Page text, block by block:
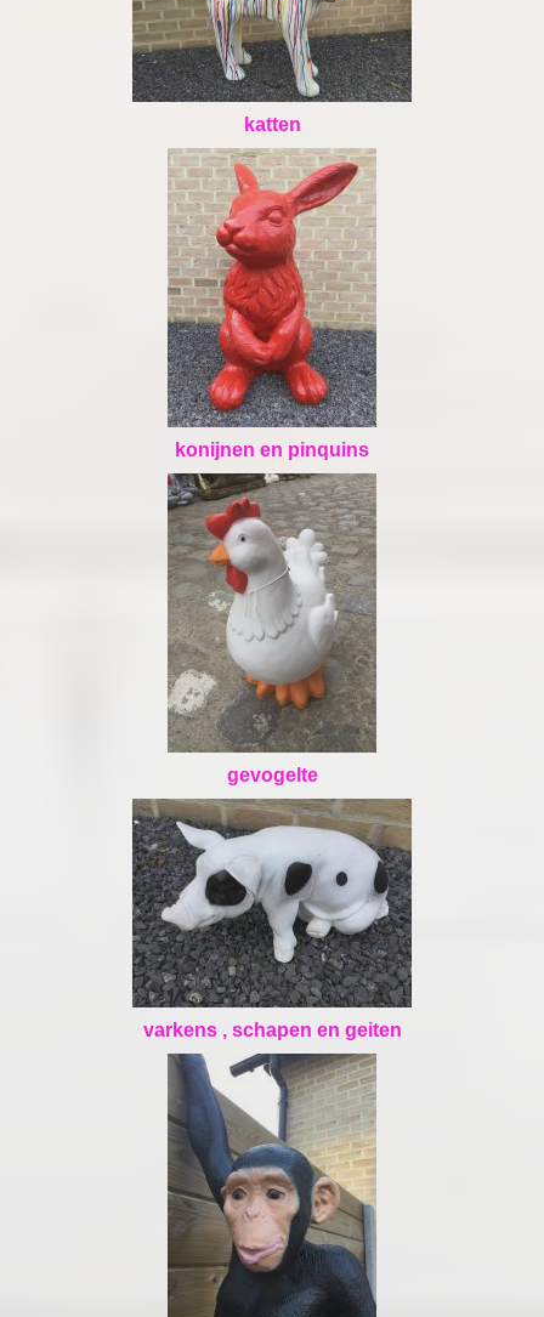
katten
konijnen en pinquins
gevogelte
varkens , schapen en geiten